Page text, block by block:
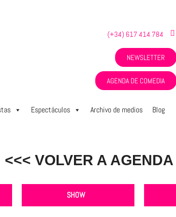
(+34) 617 414 784
NEWSLETTER
AGENDA DE COMEDIA
Espectáculos Archivo de medios Blog
<<< VOLVER A
SHOW